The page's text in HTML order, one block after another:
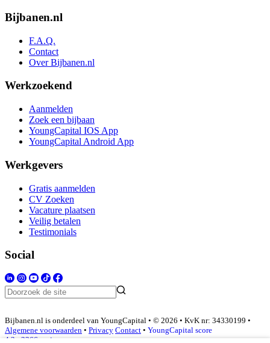
Bijbanen.nl
F.A.Q.
Contact
Over Bijbanen.nl
Werkzoekend
Aanmelden
Zoek een bijbaan
YoungCapital IOS App
YoungCapital Android App
Werkgevers
Gratis aanmelden
CV Zoeken
Vacature plaatsen
Veilig betalen
Testimonials
Social
Bijbanen.nl is onderdeel van YoungCapital • © 2026 • KvK nr: 34330199 •
Algemene voorwaarden • Privacy Contact • YoungCapital score
4.3 - 3366 reviews